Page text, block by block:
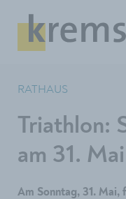
RATHAUS
Triathlon:
am 31.
Am Sonntag, 31. Mai,